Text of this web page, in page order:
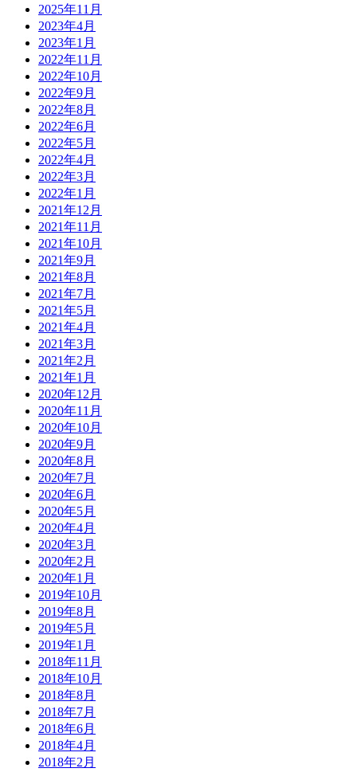
2025年11月
2023年4月
2023年1月
2022年11月
2022年10月
2022年9月
2022年8月
2022年6月
2022年5月
2022年4月
2022年3月
2022年1月
2021年12月
2021年11月
2021年10月
2021年9月
2021年8月
2021年7月
2021年5月
2021年4月
2021年3月
2021年2月
2021年1月
2020年12月
2020年11月
2020年10月
2020年9月
2020年8月
2020年7月
2020年6月
2020年5月
2020年4月
2020年3月
2020年2月
2020年1月
2019年10月
2019年8月
2019年5月
2019年1月
2018年11月
2018年10月
2018年8月
2018年7月
2018年6月
2018年4月
2018年2月